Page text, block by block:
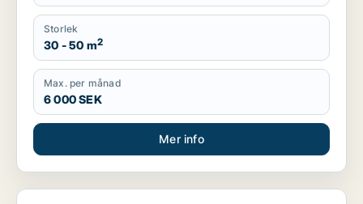
Storlek
30 - 50 m2
Max. per månad
6 000 SEK
Mer info